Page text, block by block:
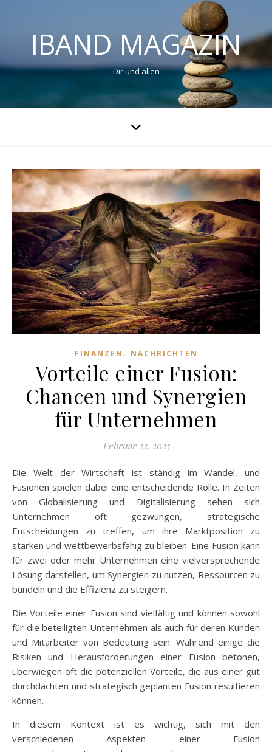
IBAND MAGAZIN
Dir und allen
FINANZEN , NACHRICHTEN
Vorteile einer Fusion:
Chancen und Synergien
für Unternehmen
Februar 22, 2025
Die Welt der Wirtschaft ist ständig im Wandel, und
Fusionen spielen dabei eine entscheidende Rolle. In Zeiten
von Globalisierung und Digitalisierung sehen sich
Unternehmen oft gezwungen, strategische
Entscheidungen zu treffen, um ihre Marktposition zu
stärken und wettbewerbsfähig zu bleiben. Eine Fusion kann
für zwei oder mehr Unternehmen eine vielversprechende
Lösung darstellen, um Synergien zu nutzen, Ressourcen zu
bündeln und die Effizienz zu steigern.
Die Vorteile einer Fusion sind vielfältig und können sowohl
für die beteiligten Unternehmen als auch für deren Kunden
und Mitarbeiter von Bedeutung sein. Während einige die
Risiken und Herausforderungen einer Fusion betonen,
überwiegen oft die potenziellen Vorteile, die aus einer gut
durchdachten und strategisch geplanten Fusion resultieren
können.
In diesem Kontext ist es wichtig, sich mit den
verschiedenen Aspekten einer Fusion